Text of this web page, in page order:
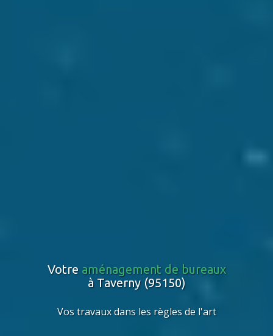
Votre aménagement de bureaux
à Taverny (95150)
Vos travaux dans les règles de l'art